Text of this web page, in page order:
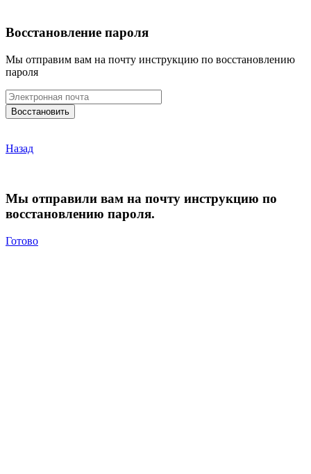
Восстановление пароля
Мы отправим вам на почту инструкцию по восстановлению
пароля
Назад
Мы отправили вам на почту инструкцию по
восстановлению пароля.
Готово